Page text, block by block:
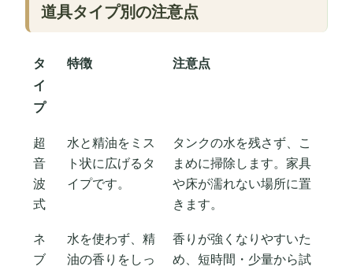
道具タイプ別の注意点
タ
イ
プ
特徴 注意点
超
音
波
式
水と精油をミス
ト状に広げるタ
イプです。
タンクの水を残さず、こ
まめに掃除します。家具
や床が濡れない場所に置
きます。
ネ
ブ
水を使わず、精
油の香りをしっ
香りが強くなりやすいた
め、短時間・少量から試